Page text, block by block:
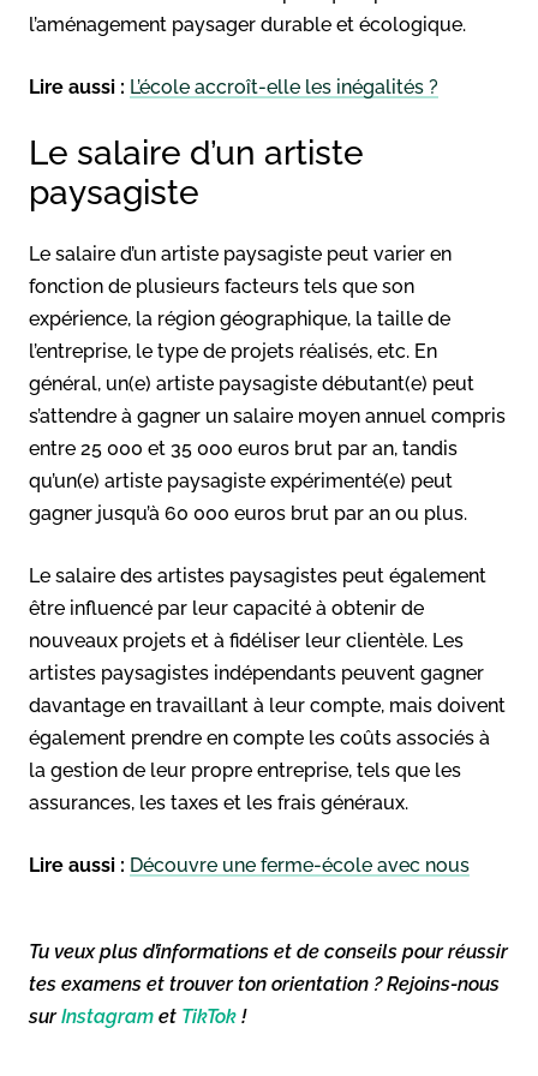
l’aménagement paysager durable et écologique.
Lire aussi : L’école accroît-elle les inégalités ?
Le salaire d’un artiste
paysagiste
Le salaire d’un artiste paysagiste peut varier en
fonction de plusieurs facteurs tels que son
expérience, la région géographique, la taille de
l’entreprise, le type de projets réalisés, etc. En
général, un(e) artiste paysagiste débutant(e) peut
s’attendre à gagner un salaire moyen annuel compris
entre 25 000 et 35 000 euros brut par an, tandis
qu’un(e) artiste paysagiste expérimenté(e) peut
gagner jusqu’à 60 000 euros brut par an ou plus.
Le salaire des artistes paysagistes peut également
être influencé par leur capacité à obtenir de
nouveaux projets et à fidéliser leur clientèle. Les
artistes paysagistes indépendants peuvent gagner
davantage en travaillant à leur compte, mais doivent
également prendre en compte les coûts associés à
la gestion de leur propre entreprise, tels que les
assurances, les taxes et les frais généraux.
Lire aussi : Découvre une ferme-école avec nous
Tu veux plus d’informations et de conseils pour réussir
tes examens et trouver ton orientation ? Rejoins-nous
surInstagram et TikTok !